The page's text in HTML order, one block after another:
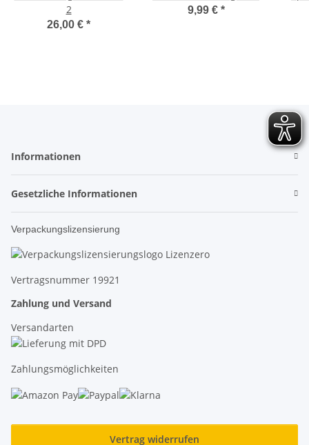
2
26,00 € *
9,99 € *
Informationen
Gesetzliche Informationen
Verpackungslizensierung
Vertragsnummer 19921
Zahlung und Versand
Versandarten
Zahlungsmöglichkeiten
Vertrag widerrufen